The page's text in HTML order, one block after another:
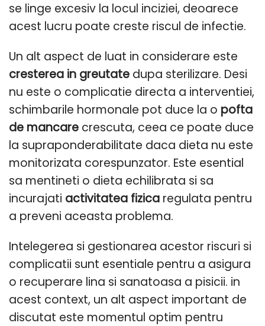
se linge excesiv la locul inciziei, deoarece
acest lucru poate creste riscul de infectie.
Un alt aspect de luat in considerare este
cresterea in greutate dupa sterilizare. Desi
nu este o complicatie directa a interventiei,
schimbarile hormonale pot duce la o pofta
de mancare crescuta, ceea ce poate duce
la supraponderabilitate daca dieta nu este
monitorizata corespunzator. Este esential
sa mentineti o dieta echilibrata si sa
incurajati activitatea fizica regulata pentru
a preveni aceasta problema.
Intelegerea si gestionarea acestor riscuri si
complicatii sunt esentiale pentru a asigura
o recuperare lina si sanatoasa a pisicii. in
acest context, un alt aspect important de
discutat este momentul optim pentru